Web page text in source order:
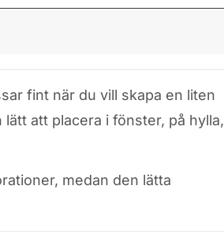
fint när du vill skapa en liten
att placera i fönster, på hylla,
medan den lätta